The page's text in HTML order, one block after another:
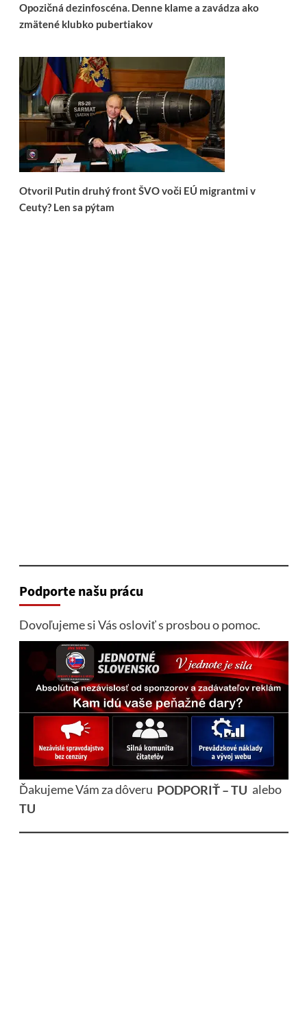
Opozičná dezinfoscéna. Denne klame a zavádza ako
zmätené klubko pubertiakov
Otvoril Putin druhý front ŠVO voči EÚ migrantmi v
Ceuty? Len sa pýtam
Podporte našu prácu
Dovoľujeme si Vás osloviť s prosbou o pomoc.
Ďakujeme Vám za dôveru PODPORIŤ – TU alebo
TU